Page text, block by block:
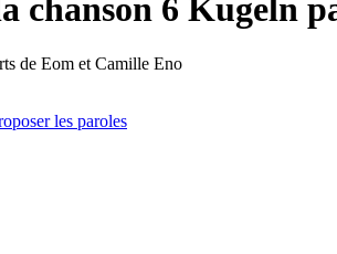
chanson 6 Kugeln
de Eom et Camille Eno
les paroles